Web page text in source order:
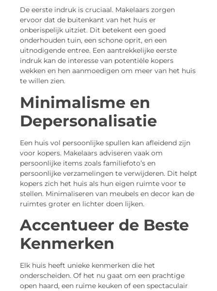
De eerste indruk is cruciaal. Makelaars zorgen
ervoor dat de buitenkant van het huis er
onberispelijk uitziet. Dit betekent een goed
onderhouden tuin, een schone oprit, en een
uitnodigende entree. Een aantrekkelijke eerste
indruk kan de interesse van potentiële kopers
wekken en hen aanmoedigen om meer van het huis
te willen zien.
Minimalisme en
Depersonalisatie
Een huis vol persoonlijke spullen kan afleidend zijn
voor kopers. Makelaars adviseren vaak om
persoonlijke items zoals familiefoto’s en
persoonlijke verzamelingen te verwijderen. Dit helpt
kopers zich het huis als hun eigen ruimte voor te
stellen. Minimaliseren van meubels en decor kan de
ruimtes groter en lichter doen lijken.
Accentueer de Beste
Kenmerken
Elk huis heeft unieke kenmerken die het
onderscheiden. Of het nu gaat om een prachtige
open haard, een ruime keuken of een spectaculair